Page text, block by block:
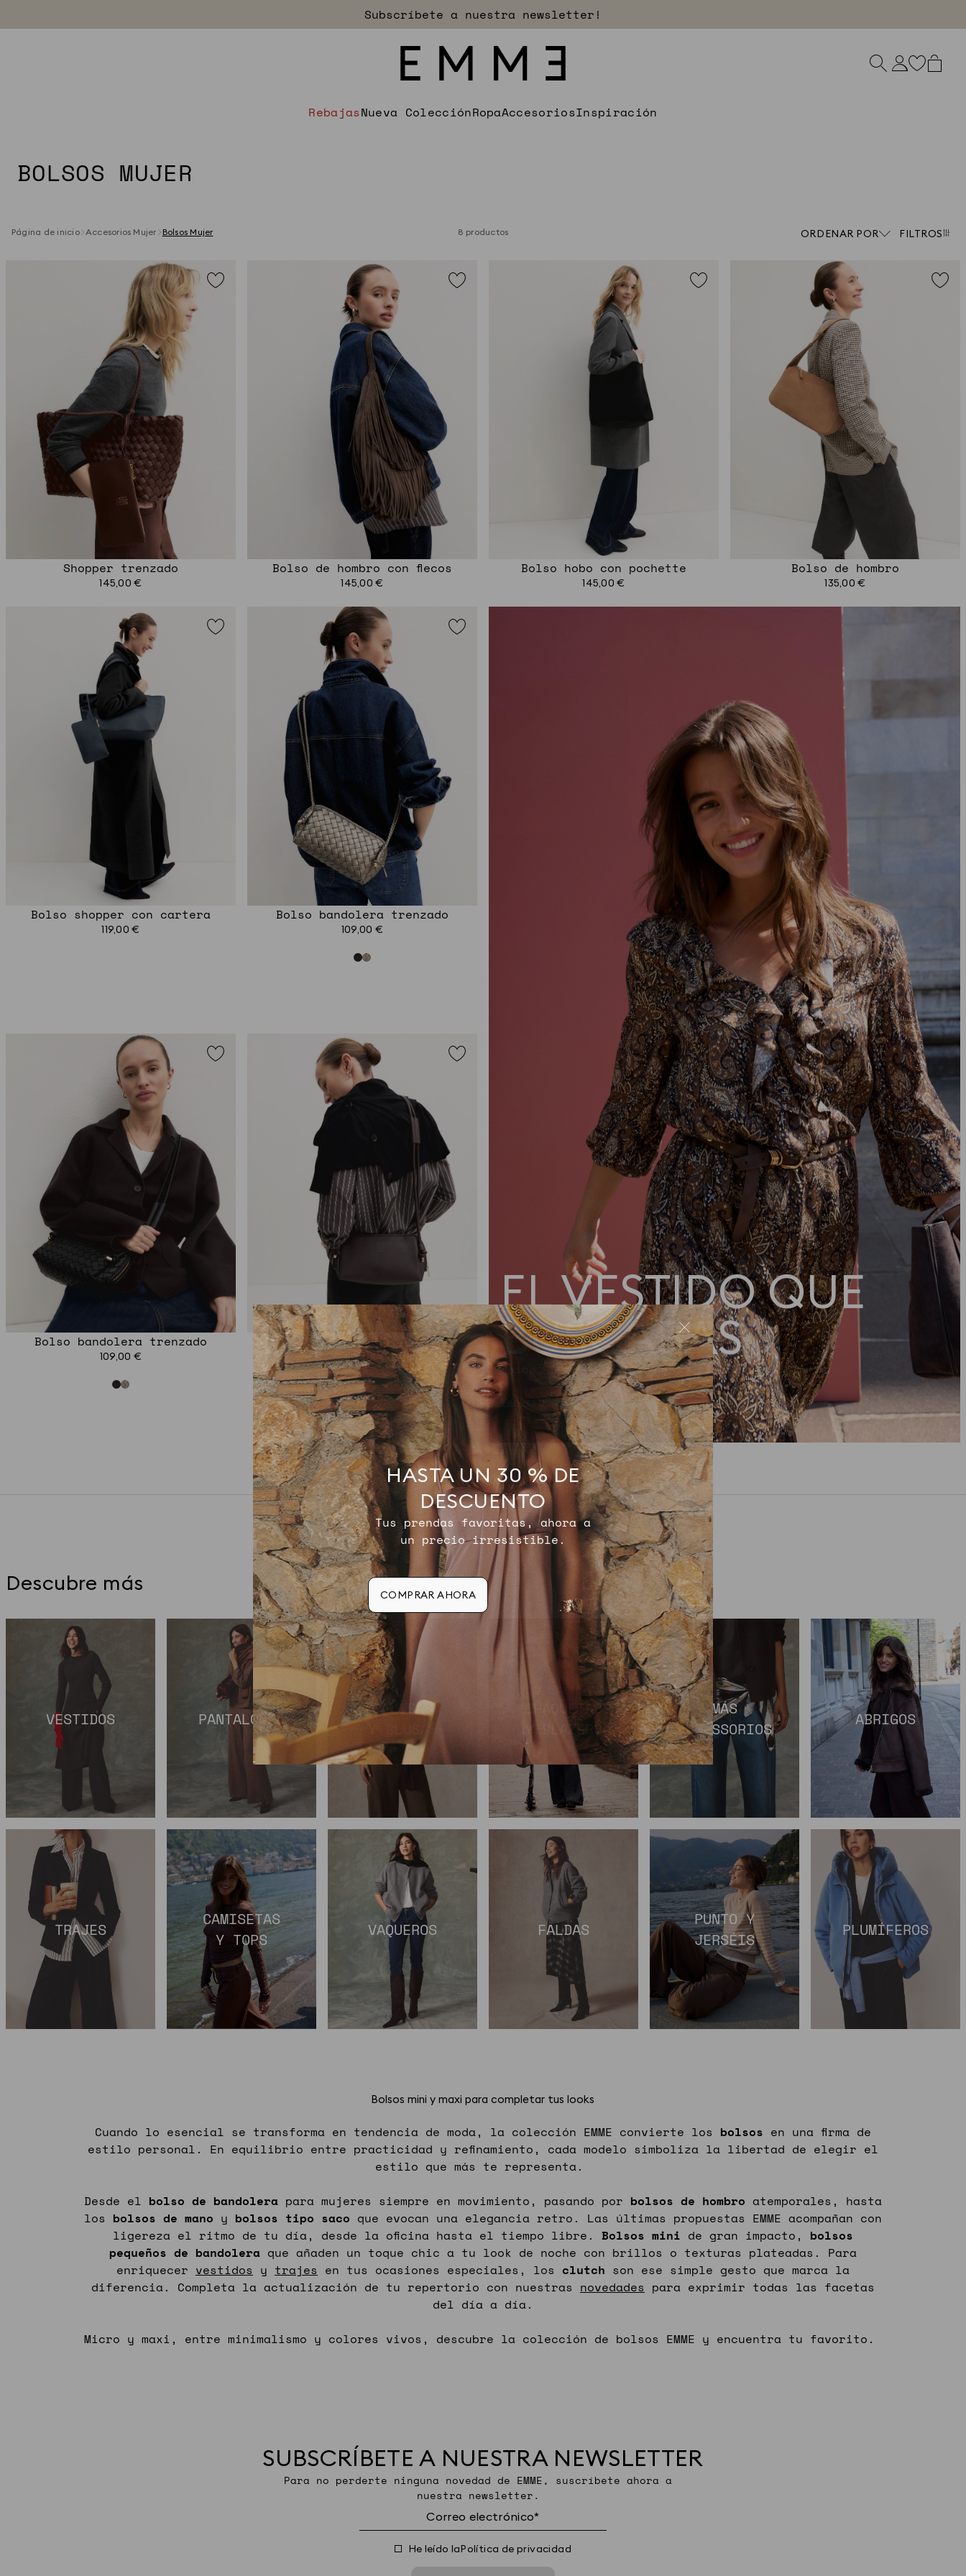
Descubre las rebajas
RebajasNueva ColecciónRopaAccesoriosInspiración
BOLSOS MUJER
Página de inicio Accesorios Mujer Bolsos Mujer 8 productos ORDENAR POR FILTROS
Shopper trenzado
145,00 €
Bolso de hombro con flecos
145,00 €
Bolso hobo con pochette
145,00 €
Bolso de hombro
135,00 €
Bolso shopper con cartera
119,00 €
Bolso bandolera trenzado
109,00 €
EL VESTIDO QUE
BUSCABAS
Único, como tu estilo.
Ver vestidos
Bolso bandolera trenzado
109,00 €
Bolso bandolera
95,00 €
Descubre más
VESTIDOS PANTALONES
CAMISAS
Y BLUSAS
CHAQUETAS
Y BLAZERS
MÁS
ACCESSORIOS
ABRIGOS
TRAJES
CAMISETAS
Y TOPS
VAQUEROS FALDAS
PUNTO Y
JERSÉIS
PLUMÍFEROS
Bolsos mini y maxi para completar tus looks
Cuando lo esencial se transforma en tendencia de moda, la colección EMME convierte los bolsos en una firma de
estilo personal. En equilibrio entre practicidad y refinamiento, cada modelo simboliza la libertad de elegir el
estilo que más te representa.
Desde el bolso de bandolera para mujeres siempre en movimiento, pasando por bolsos de hombro atemporales, hasta
los bolsos de mano y bolsos tipo saco que evocan una elegancia retro. Las últimas propuestas EMME acompañan con
ligereza el ritmo de tu día, desde la oficina hasta el tiempo libre. Bolsos mini de gran impacto, bolsos
pequeños de bandoleraque añaden un toque chic a tu look de noche con brillos o texturas plateadas. Para
enriquecer vestidos y trajes en tus ocasiones especiales, los clutch son ese simple gesto que marca la
diferencia. Completa la actualización de tu repertorio con nuestras novedades para exprimir todas las facetas
del día a día.
Micro y maxi, entre minimalismo y colores vivos, descubre la colección de bolsos EMME y encuentra tu favorito.
SUBSCRÍBETE A NUESTRA NEWSLETTER
Para no perderte ninguna novedad de EMME, suscríbete ahora a
nuestra newsletter.
He leído laPolítica de privacidad
HASTA UN 30 % DE
DESCUENTO
Tus prendas favoritas, ahora a
un precio irresistible.
COMPRAR AHORA